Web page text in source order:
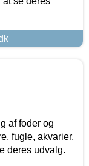
af foder og
fugle, akvarier,
deres udvalg.